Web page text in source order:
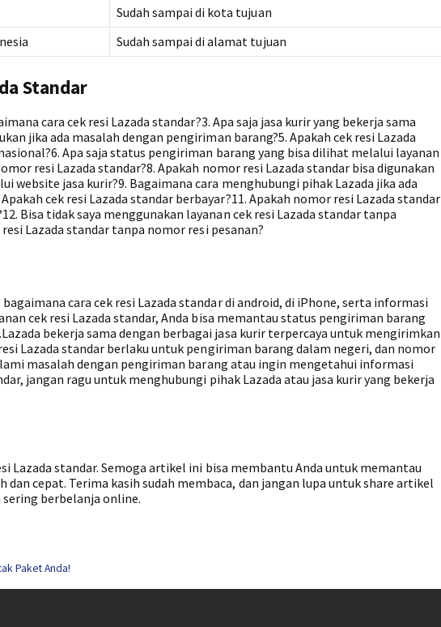
Sudah sampai di kota tujuan
Sudah sampai di alamat tujuan
Standar
cara cek resi Lazada standar?3. Apa saja jasa kurir yang bekerja sama
jika ada masalah dengan pengiriman barang?5. Apakah cek resi Lazada
Apa saja status pengiriman barang yang bisa dilihat melalui layanan
resi Lazada standar?8. Apakah nomor resi Lazada standar bisa digunakan
website jasa kurir?9. Bagaimana cara menghubungi pihak Lazada jika ada
cek resi Lazada standar berbayar?11. Apakah nomor resi Lazada standar
Bisa tidak saya menggunakan layanan cek resi Lazada standar tanpa
Lazada standar tanpa nomor resi pesanan?
cara cek resi Lazada standar di android, di iPhone, serta informasi
cek resi Lazada standar, Anda bisa memantau status pengiriman barang
bekerja sama dengan berbagai jasa kurir terpercaya untuk mengirimkan
Lazada standar berlaku untuk pengiriman barang dalam negeri, dan nomor
masalah dengan pengiriman barang atau ingin mengetahui informasi
jangan ragu untuk menghubungi pihak Lazada atau jasa kurir yang bekerja
Lazada standar. Semoga artikel ini bisa membantu Anda untuk memantau
cepat. Terima kasih sudah membaca, dan jangan lupa untuk share artikel
berbelanja online.
Paket Anda!